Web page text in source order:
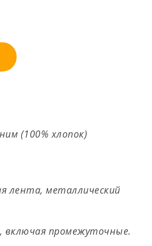
(100% хлопок)
лента, металлический
включая промежуточные.